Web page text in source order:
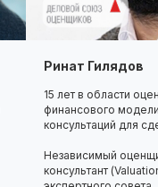
Ринат Гилядов
15 лет в области
финансового
консультаций для
Независимый
консультант